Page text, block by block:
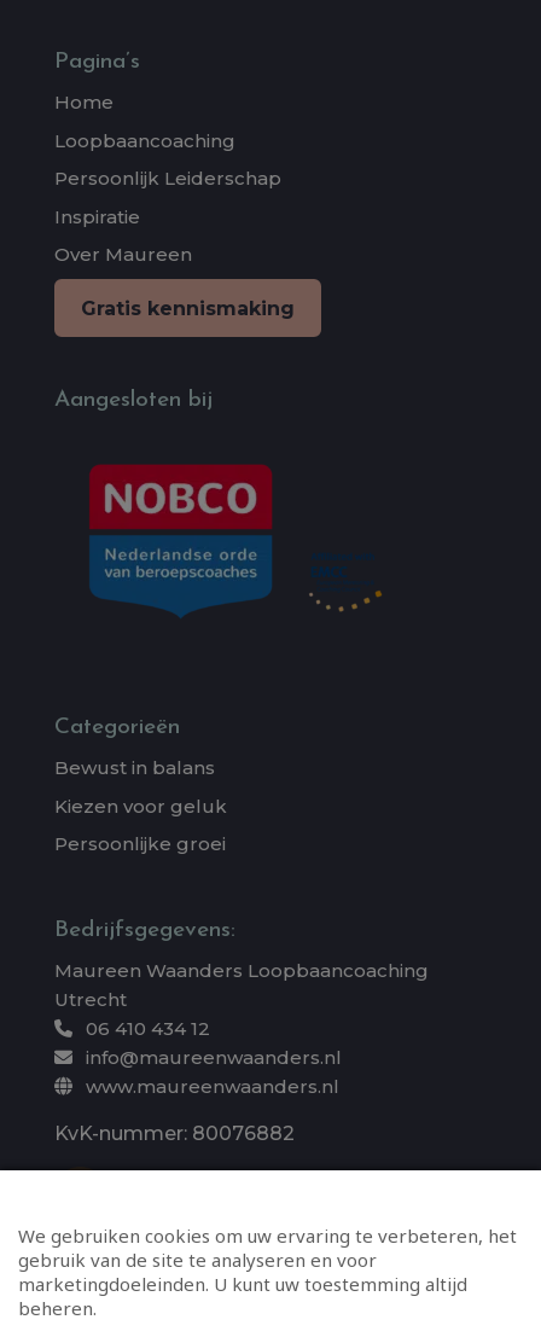
Pagina’s
Home
Loopbaancoaching
Persoonlijk Leiderschap
Inspiratie
Over Maureen
Gratis kennismaking
Aangesloten bij
Categorieën
Bewust in balans
Kiezen voor geluk
Persoonlijke groei
Bedrijfsgegevens:
Maureen Waanders Loopbaancoaching
Utrecht
06 410 434 12
info@maureenwaanders.nl
www.maureenwaanders.nl
KvK-nummer: 80076882
We gebruiken cookies om uw ervaring te verbeteren, het
gebruik van de site te analyseren en voor
marketingdoeleinden. U kunt uw toestemming altijd
beheren.